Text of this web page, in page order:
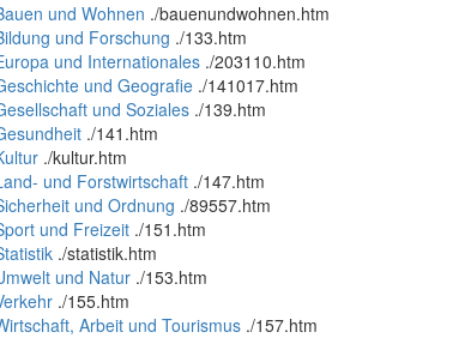
und Wohnen ./bauenundwohnen.htm
und Forschung ./133.htm
und Internationales ./203110.htm
und Geografie ./141017.htm
und Soziales ./139.htm
./141.htm
./kultur.htm
und Forstwirtschaft ./147.htm
und Ordnung ./89557.htm
und Freizeit ./151.htm
./statistik.htm
und Natur ./153.htm
./155.htm
Arbeit und Tourismus ./157.htm